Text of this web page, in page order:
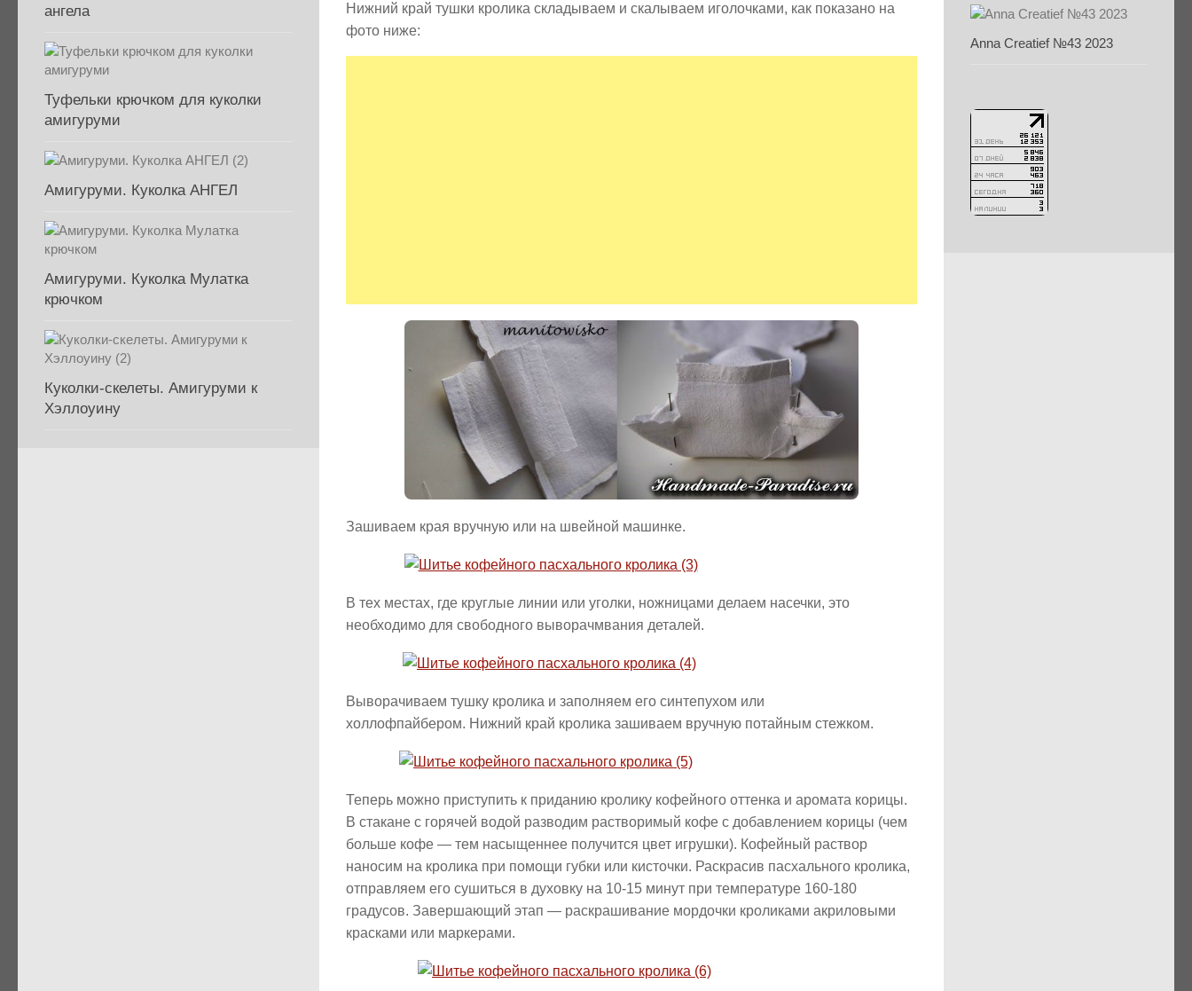
Нижний край тушки кролика складываем и скалываем иголочками, как показано на
фото ниже:
Зашиваем края вручную или на швейной машинке.
В тех местах, где круглые линии или уголки, ножницами делаем насечки, это
необходимо для свободного выворачмвания деталей.
Выворачиваем тушку кролика и заполняем его синтепухом или
холлофпайбером. Нижний край кролика зашиваем вручную потайным стежком.
Теперь можно приступить к приданию кролику кофейного оттенка и аромата корицы.
В стакане с горячей водой разводим растворимый кофе с добавлением корицы (чем
больше кофе — тем насыщеннее получится цвет игрушки). Кофейный раствор
наносим на кролика при помощи губки или кисточки. Раскрасив пасхального кролика,
отправляем его сушиться в духовку на 10-15 минут при температуре 160-180
градусов. Завершающий этап — раскрашивание мордочки кроликами акриловыми
красками или маркерами.
ангела
Туфельки крючком для куколки
амигуруми
Амигуруми. Куколка АНГЕЛ
Амигуруми. Куколка Мулатка
крючком
Куколки-скелеты. Амигуруми к
Хэллоуину
Anna Creatief №43 2023